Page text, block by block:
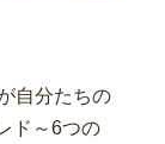
自分たちの
ド～6つの